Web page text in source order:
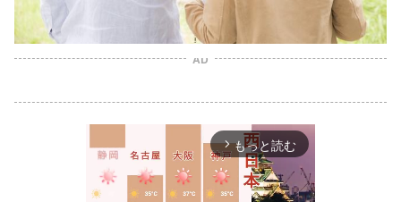
AD
arrow_forward_ios もっと読む